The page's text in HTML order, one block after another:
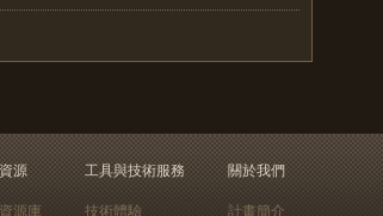
源
源庫
工具與技術服務
技術體驗
關於我們
計畫簡介